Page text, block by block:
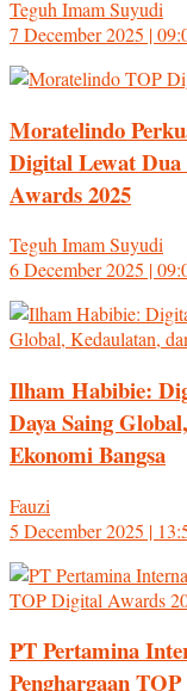
Teguh Imam Suyudi
7 December 2025 |
Moratelindo
Digital Lewat Dua
Awards 2025
Teguh Imam Suyudi
6 December 2025 |
Ilham Habibie:
Daya Saing
Ekonomi Bangsa
Fauzi
5 December 2025 |
PT Pertamina
Penghargaan